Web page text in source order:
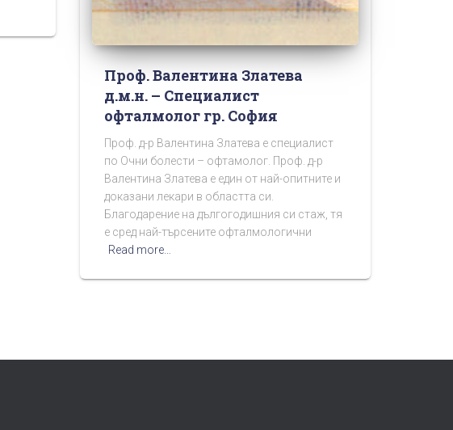
Проф. Валентина Златева
д.м.н. – Специалист
офталмолог гр. София
Проф. д-р Валентина Златева е специалист
по Очни болести – офтамолог. Проф. д-р
Валентина Златева е един от най-опитните и
доказани лекари в областта си.
Благодарение на дългогодишния си стаж, тя
е сред най-търсените офталмологични
Read more…